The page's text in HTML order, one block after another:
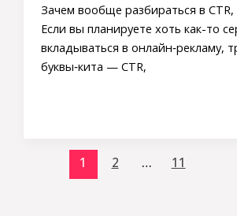
Зачем вообще разбираться в CTR,
Если вы планируете хоть как-то
вкладываться в онлайн‑рекламу,
буквы‑кита — CTR,
1 2 … 11